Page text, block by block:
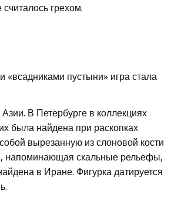
грехом.
«всадниками пустыни» игра стала
В Петербурге в коллекциях
была найдена при раскопках
вырезанную из слоновой кости
напоминающая скальные рельефы,
в Иране. Фигурка датируется